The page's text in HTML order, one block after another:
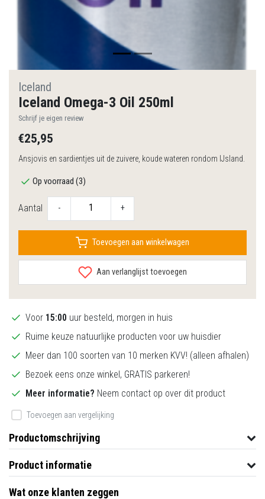
Iceland
Iceland Omega-3 Oil 250ml
Schrijf je eigen review
€25,95
Ansjovis en sardientjes uit de zuivere, koude wateren rondom IJsland.
Op voorraad (3)
Aantal - +
Toevoegen aan winkelwagen
Aan verlanglijst toevoegen
Voor 15:00 uur besteld, morgen in huis
Ruime keuze natuurlijke producten voor uw huisdier
Meer dan 100 soorten van 10 merken KVV! (alleen afhalen)
Bezoek eens onze winkel, GRATIS parkeren!
Meer informatie? Neem contact op over dit product
Toevoegen aan vergelijking
Productomschrijving
Product informatie
Wat onze klanten zeggen